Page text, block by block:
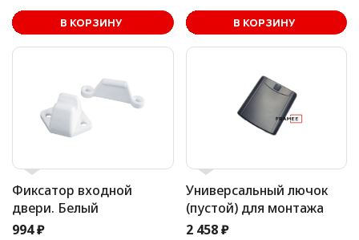
В КОРЗИНУ В КОРЗИНУ
В корзине
Фиксатор входной
двери. Белый
994 ₽
Универсальный лючок
(пустой) для монтажа
2 458 ₽